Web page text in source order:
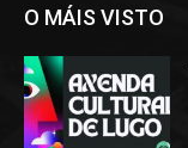
O MÁIS VISTO